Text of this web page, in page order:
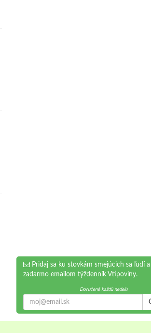
Pridaj sa ku stovkám smejúcich sa ľudí
zadarmo emailom týždenník Vtipoviny.
Doručené každú nedeľu